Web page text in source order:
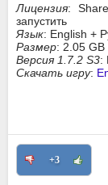
Лицензия:
запустить
Язык: English +
Размер: 2.05 GB
Версия 1.7.2 S3:
Скачать игру:
+3